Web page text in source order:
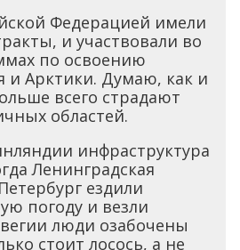
Федерацией имели
и участвовали во
по освоению
и Арктики. Думаю, как и
всего страдают
областей.
инфраструктура
Ленинградская
ездили
погоду и везли
люди озабочены
стоит лосось, а не